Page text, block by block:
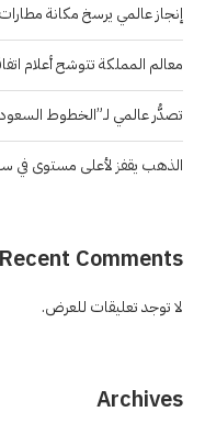
إنجاز عالمي يرسخ مكانة
معالم المملكة تتوشح أعلام
تصدُّر عالمي لـ”الخطوط
الذهب يقفز لأعلى مستوى في
Recent Comments
لا توجد تعليقات للعرض.
Archives